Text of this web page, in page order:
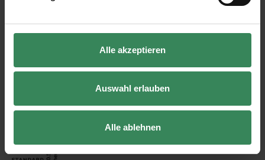
Alle akzeptieren
Auswahl erlauben
Alle ablehnen
Nadelstärke: 3,5-4,0
Maschenprobe: 23 Maschen und 28 Reihen = 10x10 cm
Verbrauch: Gr. 40 = ca. 550g
Pflege: Handwäsche